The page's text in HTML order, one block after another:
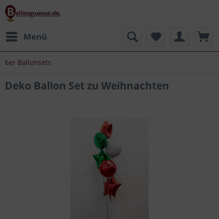
Menü
6er Ballonsets
Deko Ballon Set zu Weihnachten